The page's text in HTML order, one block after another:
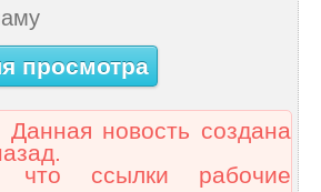
просмотра
Данная новость создана
что ссылки рабочие